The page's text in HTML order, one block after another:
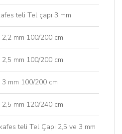
teli Tel çapı 3 mm
2,2 mm 100/200 cm
2,5 mm 100/200 cm
3 mm 100/200 cm
2,5 mm 120/240 cm
teli Tel Çapı 2,5 ve 3 mm